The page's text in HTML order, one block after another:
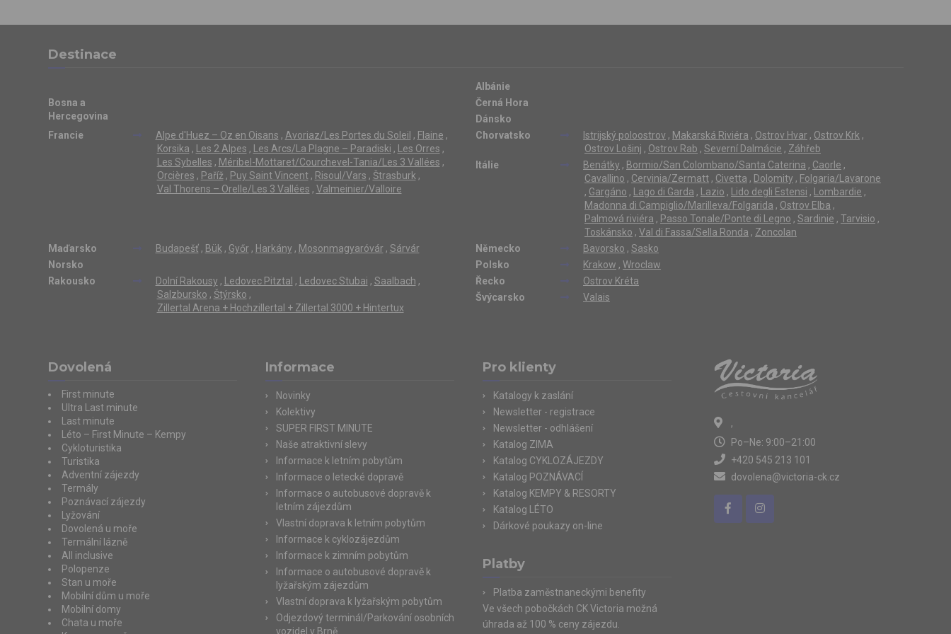
Destinace
Albánie
Bosna a
Hercegovina
Černá Hora
Dánsko
Francie
Alpe d'Huez – Oz en Oisans , Avoriaz/Les Portes du Soleil , Flaine ,
Korsika , Les 2 Alpes , Les Arcs/La Plagne – Paradiski , Les Orres ,
Les Sybelles , Méribel-Mottaret/Courchevel-Tania/Les 3 Vallées ,
Orcières , Paříž, Puy Saint Vincent, Risoul/Vars , Štrasburk,
Val Thorens – Orelle/Les 3 Vallées , Valmeinier/Valloire
Chorvatsko Istrijský poloostrov , Makarská Riviéra , Ostrov Hvar , Ostrov Krk ,
Ostrov Lošinj , Ostrov Rab , Severní Dalmácie , Záhřeb
Itálie
Benátky , Bormio/San Colombano/Santa Caterina , Caorle ,
Cavallino , Cervinia/Zermatt , Civetta , Dolomity , Folgaria/Lavarone
, Gargáno , Lago di Garda , Lazio , Lido degli Estensi , Lombardie ,
Madonna di Campiglio/Marilleva/Folgarida , Ostrov Elba ,
Palmová riviéra , Passo Tonale/Ponte di Legno , Sardinie , Tarvisio ,
Toskánsko , Val di Fassa/Sella Ronda , Zoncolan
Maďarsko
Budapešť, Bük, Győr , Harkány , Mosonmagyaróvár , Sárvár Německo Bavorsko , Sasko
Norsko
Polsko Krakow , Wroclaw
Rakousko
Dolní Rakousy , Ledovec Pitztal , Ledovec Stubai , Saalbach ,
Salzbursko , Štýrsko ,
Zillertal Arena + Hochzillertal + Zillertal 3000 + Hintertux
Řecko
Ostrov Kréta
Švýcarsko
Valais
Dovolená
First minute
Ultra Last minute
Last minute
Léto – First Minute – Kempy
Cykloturistika
Turistika
Adventní zájezdy
Termály
Poznávací zájezdy
Lyžování
Dovolená u moře
Termální lázně
All inclusive
Polopenze
Stan u moře
Mobilní dům u moře
Mobilní domy
Chata u moře
Informace
Novinky
Kolektivy
SUPER FIRST MINUTE
Naše atraktivní slevy
Informace k letním pobytům
Informace o letecké dopravě
Informace o autobusové dopravě k
letním zájezdům
Vlastní doprava k letním pobytům
Informace k cyklozájezdům
Informace k zimním pobytům
Informace o autobusové dopravě k
lyžařským zájezdům
Vlastní doprava k lyžařským pobytům
Odjezdový terminál/Parkování osobních
vozidel v Brně
Pro klienty
Katalogy k zaslání
Newsletter - registrace
Newsletter - odhlášení
Katalog ZIMA
Katalog CYKLOZÁJEZDY
Katalog POZNÁVACÍ
Katalog KEMPY & RESORTY
Katalog LÉTO
Dárkové poukazy on-line
Platby
Platba zaměstnaneckými benefity
Ve všech pobočkách CK Victoria možná
úhrada až 100 % ceny zájezdu.
,
Po–Ne: 9:00–21:00
+420 545 213 101
dovolena@victoria-ck.cz